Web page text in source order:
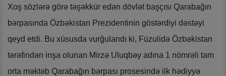
Xoş sözlərə görə təşəkkür edən dövlət başçısı Qarabağın
bərpasında Özbəkistan Prezidentinin göstərdiyi dəstəyi
qeyd etdi. Bu xüsusda vurğulandı ki, Füzulidə Özbəkistan
tərəfindən inşa olunan Mirzə Uluqbəy adına 1 nömrəli tam
orta məktəb Qarabağın bərpası prosesində ilk hədiyyə